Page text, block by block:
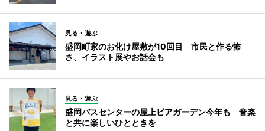
見る・遊ぶ
盛岡町家のお化け屋敷が10回目 市民と作る怖
さ、イラスト展やお話会も
見る・遊ぶ
盛岡バスセンターの屋上ビアガーデン今年も 音楽
と共に楽しいひとときを